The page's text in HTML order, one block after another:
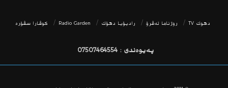
دھوك TV روژناما ئەڤرۆ رادیۆیا دهۆك Radio Garden كوڤارا سڤۆره‌
پەیوەندی : 07507464554